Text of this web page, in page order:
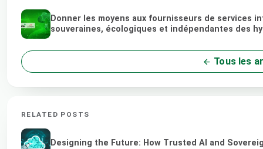
Donner les moyens aux fournisseurs de services
souveraines, écologiques et indépendantes des
Tous les
RELATED POSTS
Designing the Future: How Trusted AI and